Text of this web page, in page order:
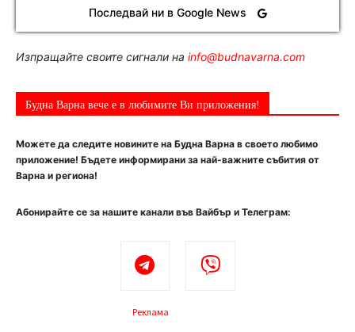
Последвай ни в Google News
Изпращайте своите сигнали на info@budnavarna.com
Будна Варна вече е в любимите Ви приложения!
Можете да следите новините на Будна Варна в своето любимо
приложение! Бъдете информирани за най-важните събития от
Варна и региона!
Абонирайте се за нашите канали във Вайбър и Телеграм:
Реклама